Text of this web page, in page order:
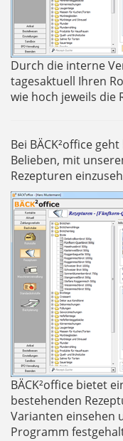
Durch die interne
tagesaktuell Ihren
wie hoch jeweils die
Bei BÄCK²office
Belieben, mit
Rezepturen
BÄCK²office bietet
bestehenden
Varianten einsehen
Programm